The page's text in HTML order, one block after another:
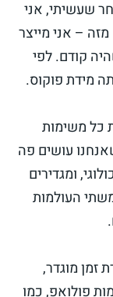
שעשיתי, אני
– אני מייצר
קודם. לפי
כל משימות
עושים פה
ומגדירים
העולמות
זמן מוגדר,
פולואפ, כמו